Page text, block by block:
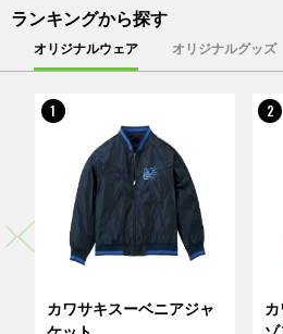
ランキングから探す
オリジナルウェア オリジナルグッズ
1
カワサキスーベニアジャ
2